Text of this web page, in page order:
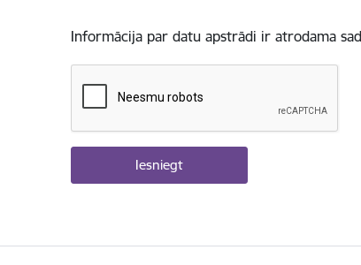
Informācija par datu apstrādi ir atrodama